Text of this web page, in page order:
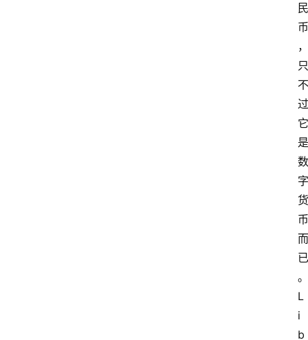
民
币
，
只
不
过
它
是
数
字
货
币
而
已
。
L
i
b